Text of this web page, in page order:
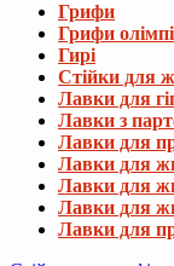
Грифи
Грифи
Гирі
Стійки для
Лавки для
Лавки з
Лавки для
Лавки для
Лавки для
Лавки для
Лавки для